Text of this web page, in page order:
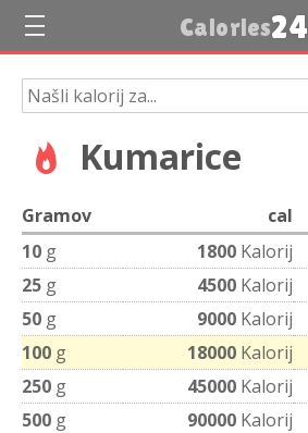
Calories24
Kumarice
Gramov cal
10 g 1800 Kalorij
25 g 4500 Kalorij
50 g 9000 Kalorij
100 g 18000 Kalorij
250 g 45000 Kalorij
500 g 90000 Kalorij